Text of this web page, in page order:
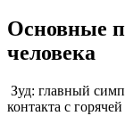
Основные
человека
Зуд: главный
контакта с